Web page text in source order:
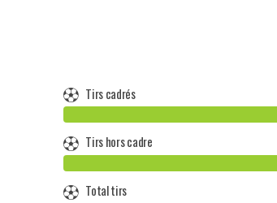
Tirs cadrés
Tirs hors cadre
Total tirs